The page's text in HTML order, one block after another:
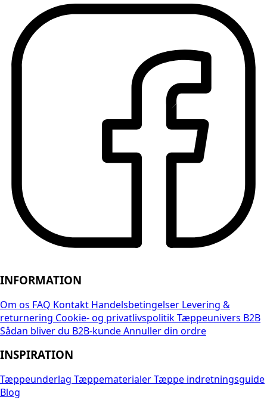
INFORMATION
Om os FAQ Kontakt Handelsbetingelser Levering &
returnering Cookie- og privatlivspolitikTæppeunivers B2B
Sådan bliver du B2B-kundeAnnuller din ordre
INSPIRATION
Tæppeunderlag TæppematerialerTæppe indretningsguide
Blog